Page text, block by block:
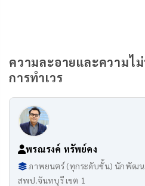
ความละอายและความไ
การทำเวร
พรณรงค์ ทรัพย์คง
ภาพยนตร์ (ทุกระดับชั้น) นักพัฒนา
สพป.จันทบุรี เขต 1